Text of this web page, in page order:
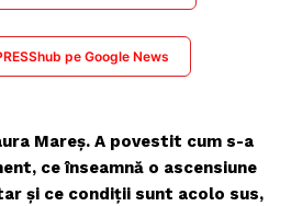
pe Google News
Mareș. A povestit cum s-a
ce înseamnă o ascensiune
și ce condiții sunt acolo sus,